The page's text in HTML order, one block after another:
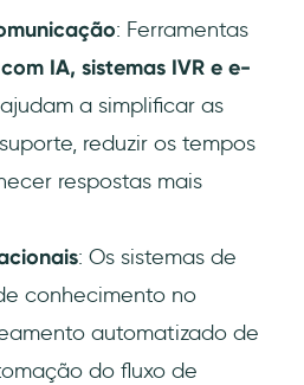
: Ferramentas
IA, sistemas IVR e e-
ajudam a simplificar as
reduzir os tempos
respostas mais
: Os sistemas de
conhecimento no
automatizado de
do fluxo de